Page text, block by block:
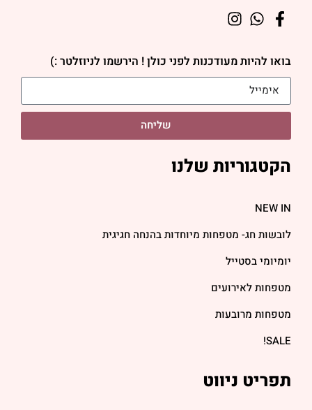
בואו להיות מעודכנות לפני כולן ! הירשמו לניוזלטר :)
שליחה
הקטגוריות שלנו
NEW IN
לובשות חג- מטפחות מיוחדות בהנחה חגיגית
יומיומי בסטייל
מטפחות לאירועים
מטפחות מרובעות
SALE!
תפריט ניווט